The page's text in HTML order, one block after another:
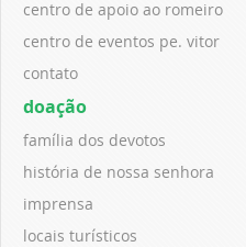
centro de apoio ao romeiro
centro de eventos pe. vitor
contato
doação
família dos devotos
história de nossa senhora
imprensa
locais turísticos